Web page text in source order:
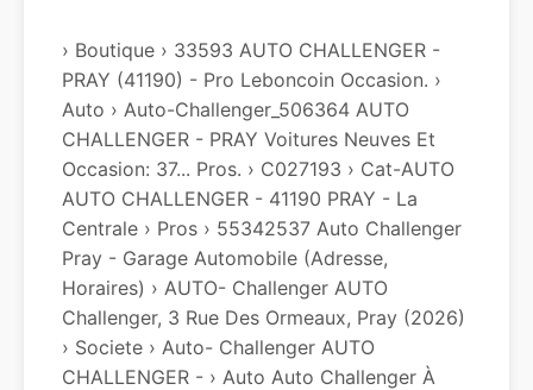
› Boutique › 33593 AUTO CHALLENGER -
PRAY (41190) - Pro Leboncoin Occasion. ›
Auto › Auto-Challenger_506364 AUTO
CHALLENGER - PRAY Voitures Neuves Et
Occasion: 37... Pros. › C027193 › Cat-AUTO
AUTO CHALLENGER - 41190 PRAY - La
Centrale › Pros › 55342537 Auto Challenger
Pray - Garage Automobile (adresse,
Horaires) › AUTO- Challenger AUTO
Challenger, 3 Rue Des Ormeaux, Pray (2026)
› Societe › Auto- Challenger AUTO
CHALLENGER - › Auto Auto Challenger À